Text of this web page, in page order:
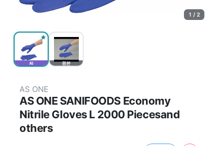
AI 원본
1 / 2
AS ONE
AS ONE SANIFOODS Economy
Nitrile Gloves L 2000 Piecesand
others